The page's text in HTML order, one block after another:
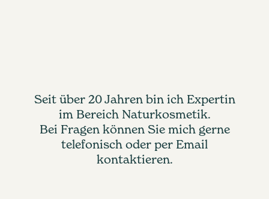
Seit über 20 Jahren bin ich Expertin
im Bereich Naturkosmetik.
Bei Fragen können Sie mich gerne
telefonisch oder per Email
kontaktieren.